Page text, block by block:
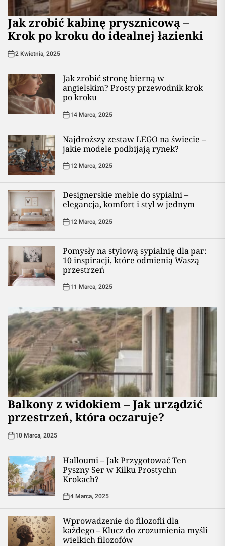
Jak zrobić kabinę prysznicową –
Krok po kroku do idealnej łazienki
2 Kwietnia, 2025
Jak zrobić stronę bierną w
angielskim? Prosty przewodnik krok
po kroku
14 Marca, 2025
Najdroższy zestaw LEGO na świecie –
jakie modele podbijają rynek?
12 Marca, 2025
Designerskie meble do sypialni –
elegancja, komfort i styl w jednym
12 Marca, 2025
Pomysły na stylową sypialnię dla par:
10 inspiracji, które odmienią Waszą
przestrzeń
11 Marca, 2025
Balkony z widokiem – Jak urządzić
przestrzeń, która oczaruje?
10 Marca, 2025
Halloumi – Jak Przygotować Ten
Pyszny Ser w Kilku Prostychn
Krokach?
4 Marca, 2025
Wprowadzenie do filozofii dla
każdego – Klucz do zrozumienia myśli
wielkich filozofów